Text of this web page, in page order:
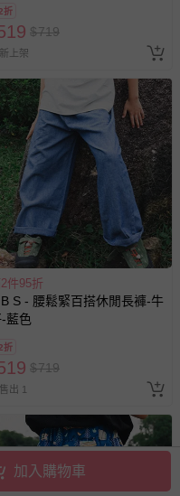
經拆封、使用，則酌收整
腦軟體（例如 DVD、CD
或一經提供即為完成之線
提供（例如線上課程、遊
身衣物、泳裝、襪子、地
與背巾、包屁衣、學習
、擠乳器、哺乳衣、托腹
上「不可拆封」，或具警
灣本島。如您位於離島地
折
$719
上架
件95折
S - 腰鬆緊百搭休閒長褲-牛
藍色
折
$719
出 1
加入購物車